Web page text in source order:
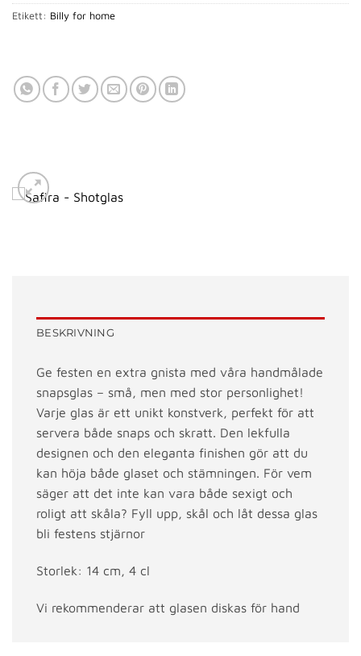
Etikett: Billy for home
BESKRIVNING
Ge festen en extra gnista med våra handmålade
snapsglas – små, men med stor personlighet!
Varje glas är ett unikt konstverk, perfekt för att
servera både snaps och skratt. Den lekfulla
designen och den eleganta finishen gör att du
kan höja både glaset och stämningen. För vem
säger att det inte kan vara både sexigt och
roligt att skåla? Fyll upp, skål och låt dessa glas
bli festens stjärnor
Storlek: 14 cm, 4 cl
Vi rekommenderar att glasen diskas för hand